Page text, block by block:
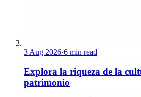
3 Aug 2026·6 min read
Explora la riqueza de la
patrimonio